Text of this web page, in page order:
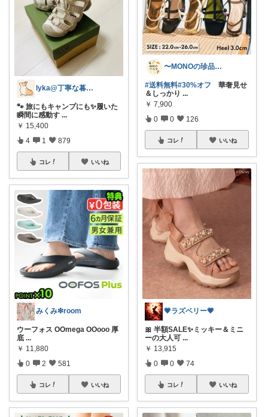
lyka@丁寧な暮らし
🐾 旅にもキャンプにも✨履いた
瞬間に感動す ...
￥ 15,400
4 1 879
コレ いいね
みくみ❇room
ウーフォス OOmega OOooo 厚
底 ...
￥ 11,880
0 2 581
コレ いいね
〜MONOの珍品堂〜
#送料無料#30%オフ 華奢見せ
＆しっかり ...
￥ 7,900
0 0 126
コレ いいね
💗ラズベリー💗
🎀 半額SALE✨ミッキー＆ミニ
ーの大人可 ...
￥ 13,915
0 0 74
コレ いいね